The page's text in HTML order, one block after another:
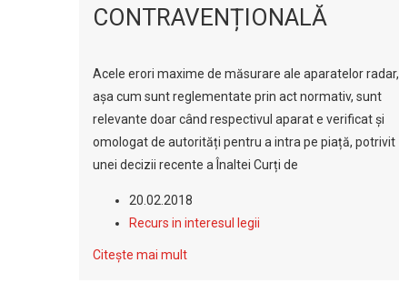
CONTRAVENȚIONALĂ
Acele erori maxime de măsurare ale aparatelor radar,
așa cum sunt reglementate prin act normativ, sunt
relevante doar când respectivul aparat e verificat și
omologat de autorități pentru a intra pe piață, potrivit
unei decizii recente a Înaltei Curți de
20.02.2018
Recurs in interesul legii
Citește mai mult